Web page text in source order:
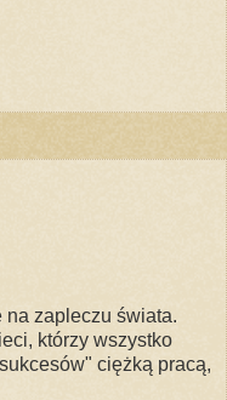
zapleczu świata.
którzy wszystko
ciężką pracą,